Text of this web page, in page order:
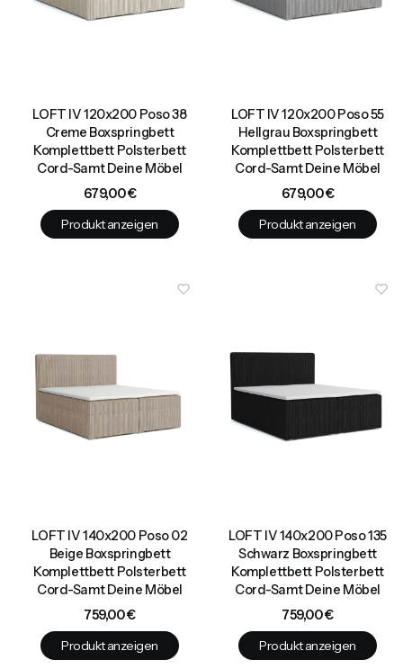
LOFT IV 120x200 Poso 38
Creme Boxspringbett
Komplettbett Polsterbett
Cord-Samt Deine Möbel
Preis
679,00 €
Produkt anzeigen
LOFT IV 120x200 Poso 55
Hellgrau Boxspringbett
Komplettbett Polsterbett
Cord-Samt Deine Möbel
Preis
679,00 €
Produkt anzeigen
LOFT IV 140x200 Poso 02
Beige Boxspringbett
Komplettbett Polsterbett
Cord-Samt Deine Möbel
Preis
759,00 €
Produkt anzeigen
LOFT IV 140x200 Poso 135
Schwarz Boxspringbett
Komplettbett Polsterbett
Cord-Samt Deine Möbel
Preis
759,00 €
Produkt anzeigen